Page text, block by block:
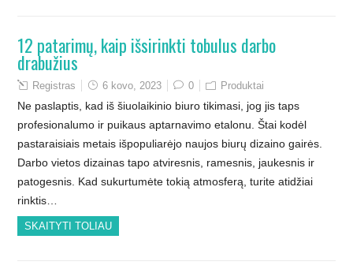
12 patarimų, kaip išsirinkti tobulus darbo
drabužius
Registras 6 kovo, 2023 0 Produktai
Ne paslaptis, kad iš šiuolaikinio biuro tikimasi, jog jis taps
profesionalumo ir puikaus aptarnavimo etalonu. Štai kodėl
pastaraisiais metais išpopuliarėjo naujos biurų dizaino gairės.
Darbo vietos dizainas tapo atviresnis, ramesnis, jaukesnis ir
patogesnis. Kad sukurtumėte tokią atmosferą, turite atidžiai
rinktis…
SKAITYTI TOLIAU